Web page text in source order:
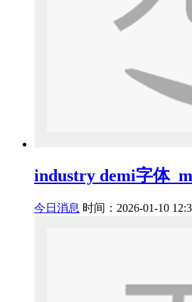
industry demi字体
今日消息 时间：2026-01-10